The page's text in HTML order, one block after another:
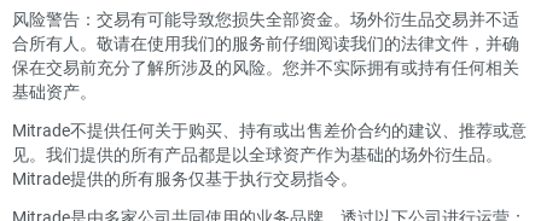
风险警告：交易有可能导致您损失全部资金。场外衍生品交易并不适
合所有人。敬请在使用我们的服务前仔细阅读我们的法律文件，并确
保在交易前充分了解所涉及的风险。您并不实际拥有或持有任何相关
基础资产。
Mitrade不提供任何关于购买、持有或出售差价合约的建议、推荐或意
见。我们提供的所有产品都是以全球资产作为基础的场外衍生品。
Mitrade提供的所有服务仅基于执行交易指令。